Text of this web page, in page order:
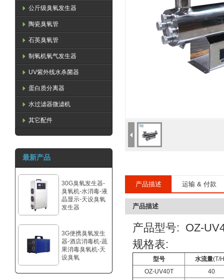
公斤级臭氧发生器
陶瓷臭氧管
石英臭氧管
制氧机氧气发生器
UV紫外线水杀菌器
蛋白质分离器
水过滤器微滤机
其它配件
最新产品
30G臭氧发生器-
臭氧机-水消毒-液
晶显示-天设臭氧
发生器
3G便携臭氧发生
器-酒店消毒机-蔬
果消毒臭氧机-天
设臭氧
产品描述 运输 & 付款
产品描述
产品型号: OZ-
规格表:
型号 水流量(T/
OZ-UV40T
40